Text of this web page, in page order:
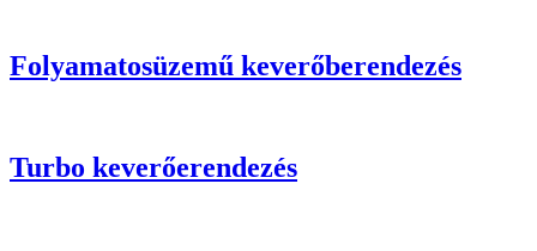
Folyamatosüzemű keverőberendezés
Turbo keverőerendezés